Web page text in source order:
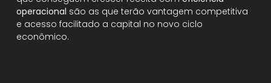
operacional são as que terão vantagem competitiva
e acesso facilitado a capital no novo ciclo
econômico.